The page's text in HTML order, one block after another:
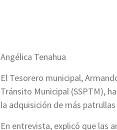
Angélica Tenahua
El Tesorero municipal,
Tránsito Municipal (SSPTM),
la adquisición de más
En entrevista, explicó que las